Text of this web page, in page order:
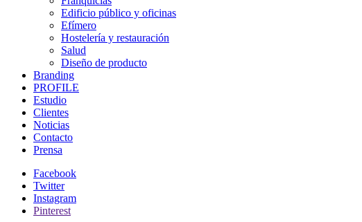
Edificio público y oficinas
Efímero
Hostelería y restauración
Salud
Diseño de producto
Branding
PROFILE
Estudio
Clientes
Noticias
Contacto
Prensa
Facebook
Twitter
Instagram
Pinterest